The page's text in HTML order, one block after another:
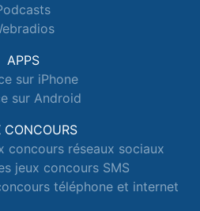
APPS
sur iPhone
sur Android
CONCOURS
concours réseaux sociaux
jeux concours SMS
téléphone et internet